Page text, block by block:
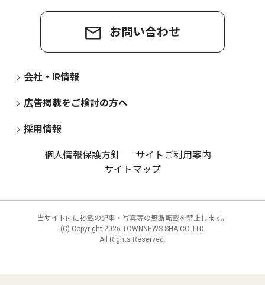
お問い合わせ
会社・IR情報
広告掲載をご検討の方へ
採用情報
個人情報保護方針
サイトご利用案内
サイトマップ
当サイト内に掲載の記事・写真等の無断転載を禁止します。
(C) Copyright 2026 TOWNNEWS-SHA CO.,LTD.
All Rights Reserved.